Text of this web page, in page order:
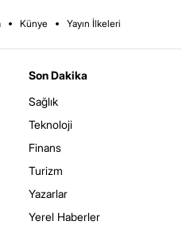
Künye Yayın İlkeleri
Son Dakika
Sağlık
Teknoloji
Finans
Turizm
Yazarlar
Yerel Haberler